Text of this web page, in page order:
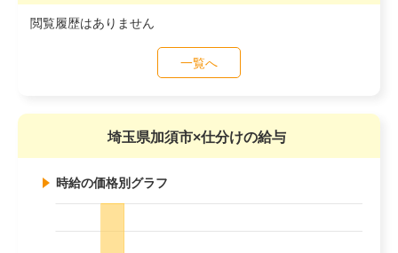
閲覧履歴はありません
一覧へ
埼玉県加須市×仕分けの給与
時給の価格別グラフ